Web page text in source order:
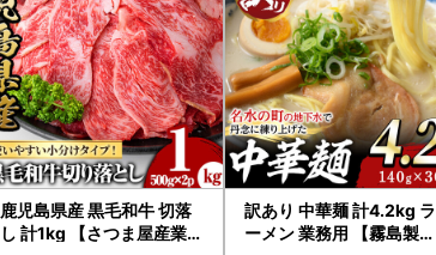
鹿児島県産 黒毛和牛 切落
し 計1kg 【さつま屋産業】
訳あり 中華麺 計4.2kg ラ
ーメン 業務用 【霧島製萌